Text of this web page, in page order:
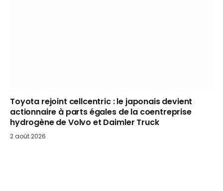
Toyota rejoint cellcentric : le japonais devient
actionnaire à parts égales de la coentreprise
hydrogène de Volvo et Daimler Truck
2 août 2026